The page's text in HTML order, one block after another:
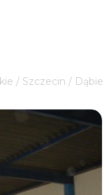
/ Szczecin / Dąbie